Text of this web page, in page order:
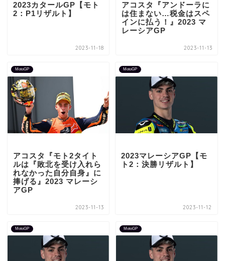
2023カタールGP【モト
2：P1リザルト】
2023-11-18
アコスタ『アンドーラに
は住まない…税金はスペ
インに払う！』2023 マ
レーシアGP
2023-11-13
MotoGP
アコスタ『モト2タイト
ルは『敗北を受け入れら
れなかった自分自身』に
捧げる』2023 マレーシ
アGP
2023-11-13
MotoGP
2023マレーシアGP【モ
ト2：決勝リザルト】
2023-11-12
MotoGP MotoGP